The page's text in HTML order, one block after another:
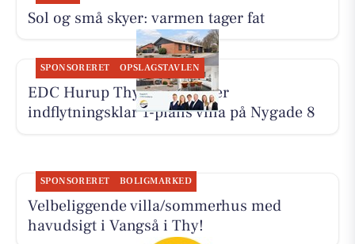
Sol og små skyer: varmen tager fat
SPONSORERET OPSLAGSTAVLEN
EDC Hurup Thy præsenterer
indflytningsklar 1-plans villa på Nygade 8
SPONSORERET BOLIGMARKED
Velbeliggende villa/sommerhus med
havudsigt i Vangså i Thy!